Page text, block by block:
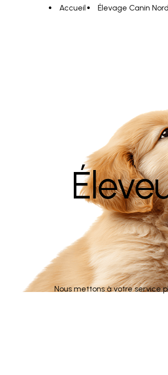
Accueil Élevage Canin
Nous mettons à votre service
Panneau de gestion des cookies